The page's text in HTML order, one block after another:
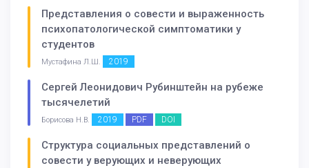
Представления о совести и выраженность
психопатологической симптоматики у
студентов
Мустафина Л.Ш. 2019
Сергей Леонидович Рубинштейн на рубеже
тысячелетий
Борисова Н.В. 2019 PDF DOI
Структура социальных представлений о
совести у верующих и неверующих